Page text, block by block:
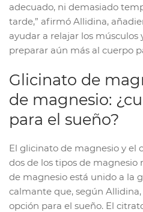
adecuado, ni demasiado
tarde,” afirmó Allidina,
ayudar a relajar los
preparar aún más al cuerpo
Glicinato de
de magnesio:
para el sueño?
El glicinato de magnesio y el
dos de los tipos de magnesio
de magnesio está unido a la
calmante que, según
opción para el sueño. El